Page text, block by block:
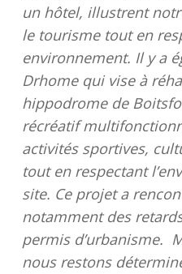
un hôtel, illustrent
le tourisme tout en
environnement. Il y a
Drhome qui vise à
hippodrome de
récréatif
activités sportives,
tout en respectant
site. Ce projet a
notamment des
permis d’urbanisme.
nous restons